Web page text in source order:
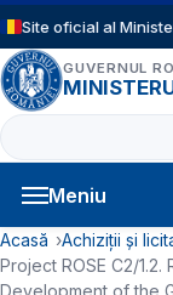
Sari la conținutul
Site oficial al
GUVERNUL
Caută
Meniu
Navigație
Cale de
Acasă
Achiziții și
Project ROSE C2/
Development of the